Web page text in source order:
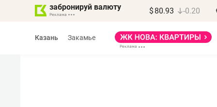
забронируй валюту $ 80.93 -0.20
Казань Закамье